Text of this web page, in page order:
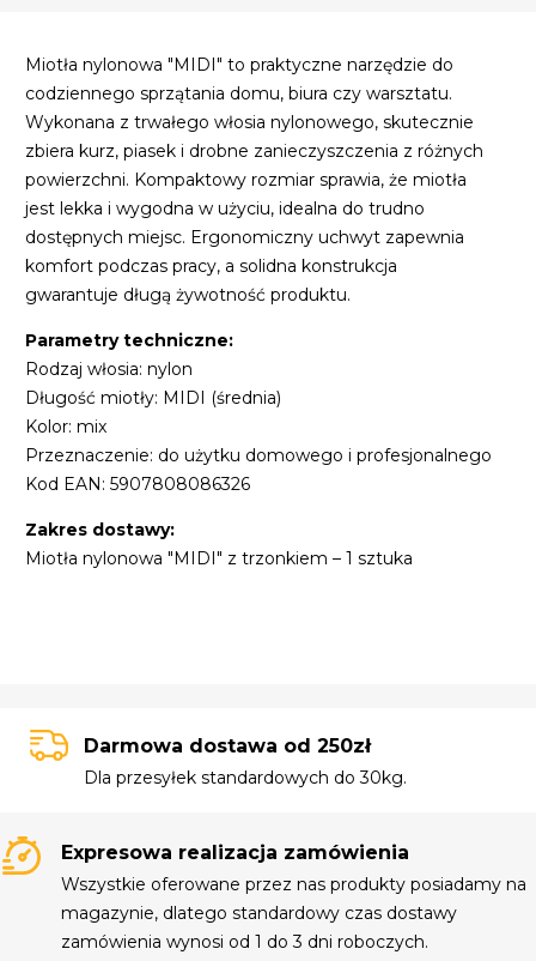
Miotła nylonowa "MIDI" to praktyczne narzędzie do
codziennego sprzątania domu, biura czy warsztatu.
Wykonana z trwałego włosia nylonowego, skutecznie
zbiera kurz, piasek i drobne zanieczyszczenia z różnych
powierzchni. Kompaktowy rozmiar sprawia, że miotła
jest lekka i wygodna w użyciu, idealna do trudno
dostępnych miejsc. Ergonomiczny uchwyt zapewnia
komfort podczas pracy, a solidna konstrukcja
gwarantuje długą żywotność produktu.
Parametry techniczne:
Rodzaj włosia: nylon
Długość miotły: MIDI (średnia)
Kolor: mix
Przeznaczenie: do użytku domowego i profesjonalnego
Kod EAN: 5907808086326
Zakres dostawy:
Miotła nylonowa "MIDI" z trzonkiem – 1 sztuka
Darmowa dostawa od 250zł
Dla przesyłek standardowych do 30kg.
Expresowa realizacja zamówienia
Wszystkie oferowane przez nas produkty posiadamy na
magazynie, dlatego standardowy czas dostawy
zamówienia wynosi od 1 do 3 dni roboczych.